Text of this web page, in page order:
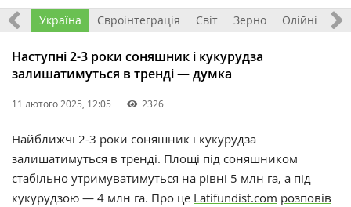
Все Україна Євроінтеграція Світ Зерно Олійні
Наступні 2-3 роки соняшник і кукурудза
залишатимуться в тренді — думка
11 лютого 2025, 12:05 2326
Найближчі 2-3 роки соняшник і кукурудза
залишатимуться в тренді. Площі під соняшником
стабільно утримуватимуться на рівні 5 млн га, а під
кукурудзою — 4 млн га. Про це Latifundist.com розповів